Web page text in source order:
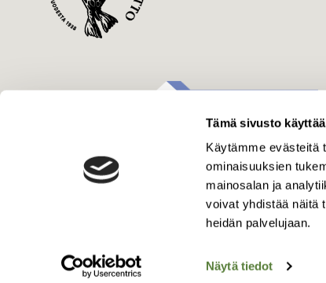
Tämä sivusto
Käytämme evästeitä
ominaisuuksien
mainosalan ja
voivat yhdistää näitä
heidän palvelujaan.
Näytä tiedot